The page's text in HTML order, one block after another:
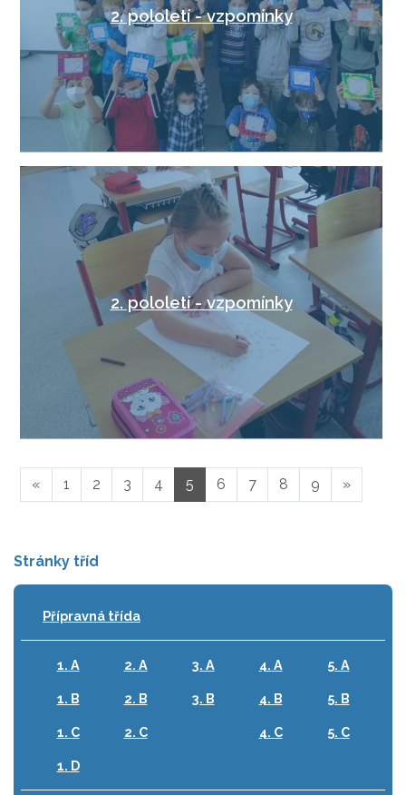
2. pololetí - vzpomínky
2. pololetí - vzpomínky
« 1 2 3 4 5 6 7 8 9 »
Stránky tříd
Přípravná třída
1. A
1. B
1. C
1. D
2. A
2. B
2. C
3. A
3. B
4. A
4. B
4. C
5. A
5. B
5. C